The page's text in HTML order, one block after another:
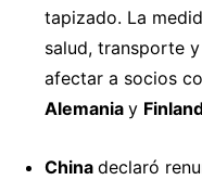
tapizado. La
salud, transporte
afectar a socios
Alemania y
China declaró